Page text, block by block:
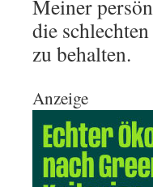
Meiner
die
zu behalten.
Anzeige